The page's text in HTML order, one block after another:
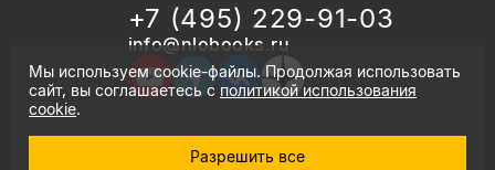
+7 (495) 229-91-03
info@nlobooks.ru
© Новое литературное обозрение. 2026
Мы используем cookie-файлы. Продолжая использовать
сайт, вы соглашаетесь сполитикой использования
cookie.
Разрешить все